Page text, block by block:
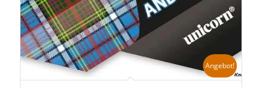
Angebot!